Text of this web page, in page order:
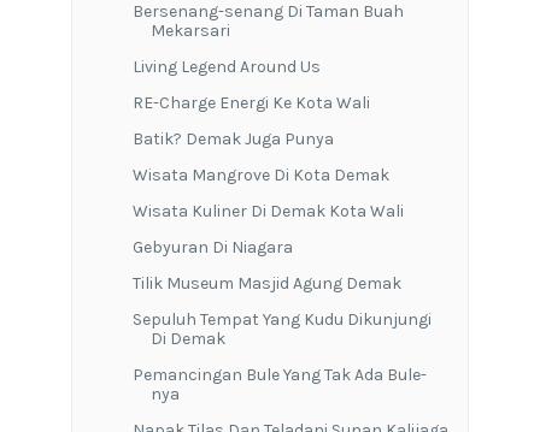
Bersenang-senang Di Taman Buah
Mekarsari
Living Legend Around Us
RE-Charge Energi Ke Kota Wali
Batik? Demak Juga Punya
Wisata Mangrove Di Kota Demak
Wisata Kuliner Di Demak Kota Wali
Gebyuran Di Niagara
Tilik Museum Masjid Agung Demak
Sepuluh Tempat Yang Kudu Dikunjungi
Di Demak
Pemancingan Bule Yang Tak Ada Bule-
nya